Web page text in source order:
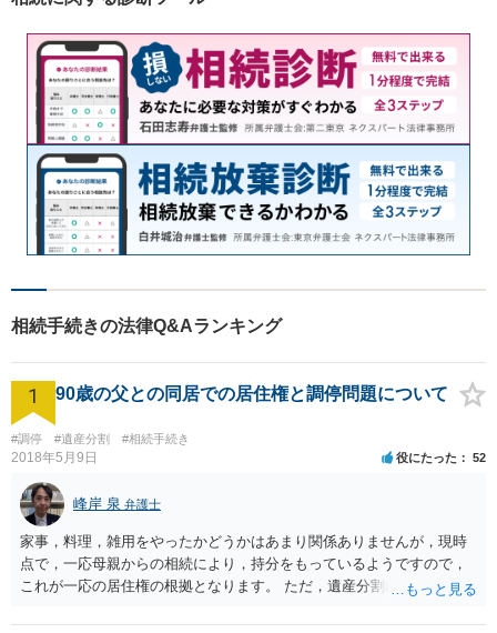
相続手続きの法律Q&Aランキング
1 90歳の父との同居での居住権と調停問題について
#調停 #遺産分割 #相続手続き
2018年5月9日 役にたった 52
峰岸 泉 弁護士
家事，料理，雑用をやったかどうかはあまり関係ありませんが，現時
点で，一応母親からの相続により，持分をもっているようですので，
これが一応の居住権の根拠となります。 ただ，遺産分割により，母の